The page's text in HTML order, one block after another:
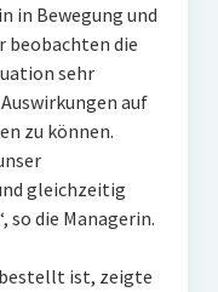
in Bewegung und
beobachten die
sehr
auf
zu können.
gleichzeitig
so die Managerin.
bestellt ist, zeigte